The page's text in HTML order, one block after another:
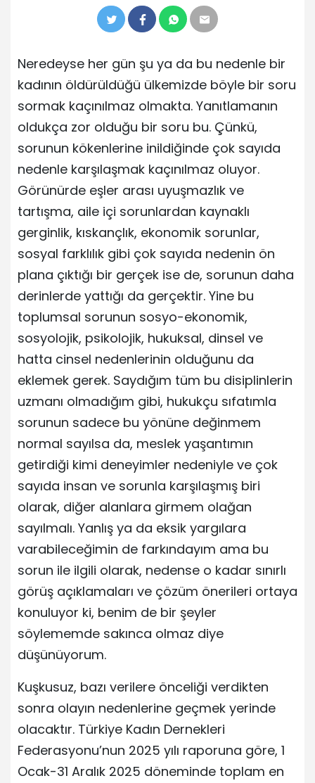
Neredeyse her gün şu ya da bu nedenle bir
kadının öldürüldüğü ülkemizde böyle bir soru
sormak kaçınılmaz olmakta. Yanıtlamanın
oldukça zor olduğu bir soru bu. Çünkü,
sorunun kökenlerine inildiğinde çok sayıda
nedenle karşılaşmak kaçınılmaz oluyor.
Görünürde eşler arası uyuşmazlık ve
tartışma, aile içi sorunlardan kaynaklı
gerginlik, kıskançlık, ekonomik sorunlar,
sosyal farklılık gibi çok sayıda nedenin ön
plana çıktığı bir gerçek ise de, sorunun daha
derinlerde yattığı da gerçektir. Yine bu
toplumsal sorunun sosyo-ekonomik,
sosyolojik, psikolojik, hukuksal, dinsel ve
hatta cinsel nedenlerinin olduğunu da
eklemek gerek. Saydığım tüm bu disiplinlerin
uzmanı olmadığım gibi, hukukçu sıfatımla
sorunun sadece bu yönüne değinmem
normal sayılsa da, meslek yaşantımın
getirdiği kimi deneyimler nedeniyle ve çok
sayıda insan ve sorunla karşılaşmış biri
olarak, diğer alanlara girmem olağan
sayılmalı. Yanlış ya da eksik yargılara
varabileceğimin de farkındayım ama bu
sorun ile ilgili olarak, nedense o kadar sınırlı
görüş açıklamaları ve çözüm önerileri ortaya
konuluyor ki, benim de bir şeyler
söylememde sakınca olmaz diye
düşünüyorum.
Kuşkusuz, bazı verilere önceliği verdikten
sonra olayın nedenlerine geçmek yerinde
olacaktır. Türkiye Kadın Dernekleri
Federasyonu’nun 2025 yılı raporuna göre, 1
Ocak-31 Aralık 2025 döneminde toplam en